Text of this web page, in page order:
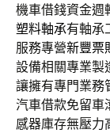
機車借錢資金週
塑料軸承有軸承
服務專營新豐票
設備相關專業製
讓擁有專門業務
汽車借款免留車
感器庫存無壓力